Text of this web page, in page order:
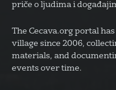
priče o ljudima i
The Cecava.org portal
village since 2006,
materials, and
events over time.